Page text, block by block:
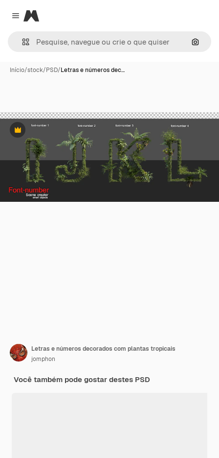
Close menu
Magnific
Início/stock/PSD/Letras e números dec…
Premium
Letras e números decorados com plantas tropicais
jomphon
Você também pode gostar destes PSD